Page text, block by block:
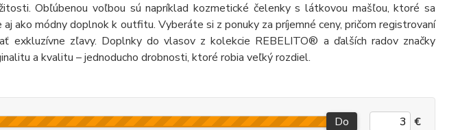
Obľúbenou voľbou sú napríklad kozmetické čelenky s látkovou mašľou, ktoré sa
ako módny doplnok k outfitu. Vyberáte si z ponuky za príjemné ceny, pričom registrovaní
exkluzívne zľavy. Doplnky do vlasov z kolekcie REBELITO® a ďalších radov značky
a kvalitu – jednoducho drobnosti, ktoré robia veľký rozdiel.
Do €